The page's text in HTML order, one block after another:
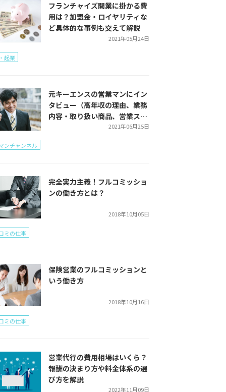
フランチャイズ開業に掛かる費
用は？加盟金・ロイヤリティな
ど具体的な事例も交えて解説
2021年05月24日
起業
元キーエンスの営業マンにイン
タビュー（高年収の理由、業務
内容・取り扱い商品、営業スタ
2021年06月25日
ンチャンネル
完全実力主義！フルコミッショ
ンの働き方とは？
2018年10月05日
ミの仕事
保険営業のフルコミッションと
いう働き方
2018年10月16日
ミの仕事
営業代行の費用相場はいくら？
報酬の決まり方や料金体系の選
び方を解説
2022年11月09日